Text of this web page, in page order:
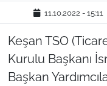
11.10.2022 - 15:11
Keşan TSO
Kurulu Başkanı
Başkan
YAŞAM
EDİRNE
TEKİRDAĞ